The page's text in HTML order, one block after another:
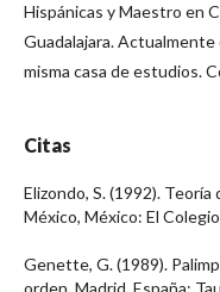
Hispánicas y Maestro en
Guadalajara.
misma casa de estudios.
Citas
Elizondo, S. (1992).
México, México: El
Genette, G. (1989).
orden. Madrid, España: